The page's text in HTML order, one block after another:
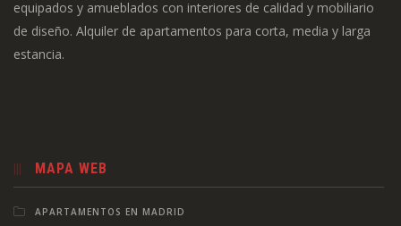
equipados y amueblados con interiores de calidad y mobiliario
de diseño. Alquiler de apartamentos para corta, media y larga
estancia.
MAPA WEB
APARTAMENTOS EN MADRID